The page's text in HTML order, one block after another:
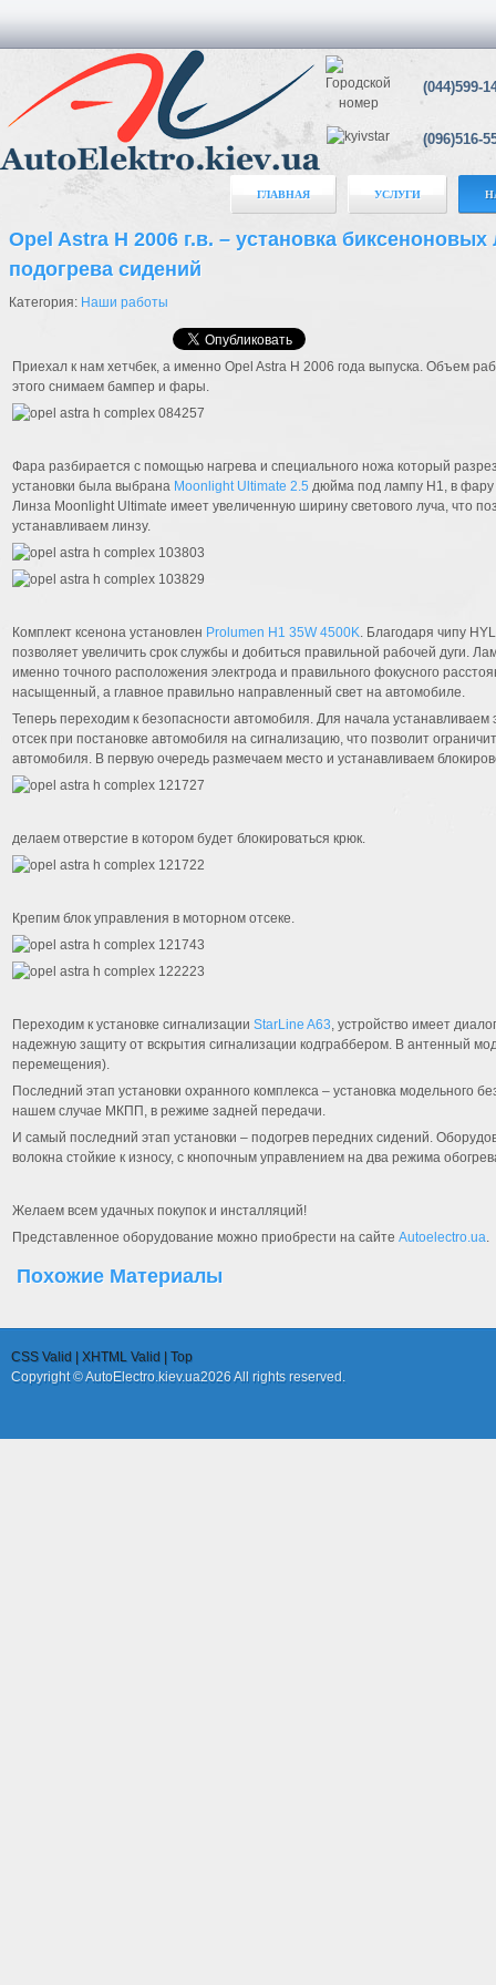
(044)599-
(096)516-
ГЛАВНАЯ УСЛУГИ
Opel Astra H 2006 г.в. – установка
подогрева сидений
Категория: Наши работы
Приехал к нам хетчбек, а именно Opel Astra H 2006 года выпуска. Объем
этого снимаем бампер и фары.
Фара разбирается с помощью нагрева и специального ножа который
установки была выбрана Moonlight Ultimate 2.5 дюйма под лампу H1, в фару
Линза Moonlight Ultimate имеет увеличенную ширину светового луча, что
устанавливаем линзу.
Комплект ксенона установлен Prolumen H1 35W 4500K. Благодаря чипу
позволяет увеличить срок службы и добиться правильной рабочей дуги.
именно точного расположения электрода и правильного фокусного
насыщенный, а главное правильно направленный свет на автомобиле.
Теперь переходим к безопасности автомобиля. Для начала
отсек при постановке автомобиля на сигнализацию, что позволит
автомобиля. В первую очередь размечаем место и устанавливаем
делаем отверстие в котором будет блокироваться крюк.
Крепим блок управления в моторном отсеке.
Переходим к установке сигнализации StarLine A63, устройство имеет
надежную защиту от вскрытия сигнализации кодграббером. В антенный
перемещения).
Последний этап установки охранного комплекса – установка модельного
нашем случае МКПП, в режиме задней передачи.
И самый последний этап установки – подогрев передних сидений.
волокна стойкие к износу, с кнопочным управлением на два режима
Желаем всем удачных покупок и инсталляций!
Представленное оборудование можно приобрести на сайте Autoelectro.ua.
Похожие Материалы
CSS Valid | XHTML Valid | Top
Copyright © AutoElectro.kiev.ua2026 All rights reserved.